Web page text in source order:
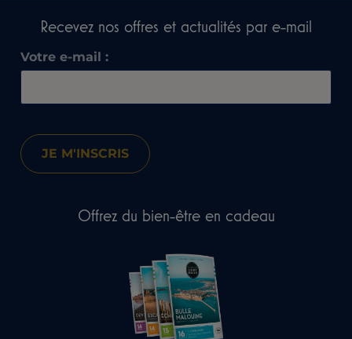
Offrez du bien-être en cadeau
Recevez nos offres et actualités par e-mail​
Votre e-mail :